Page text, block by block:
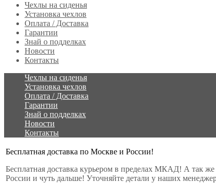
Чехлы на сиденья
Установка чехлов
Оплата / Доставка
Гарантии
Знай о подделках
Новости
Контакты
Чехлы на сиденья
Установка чехлов
Оплата / Доставка
Гарантии
Знай о подделках
Новости
Контакты
Бесплатная доставка по Москве и России!
Бесплатная доставка курьером в пределах МКАД! А так
России и чуть дальше! Уточняйте детали у наших